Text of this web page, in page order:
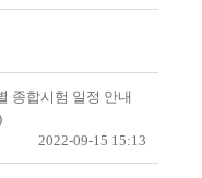
종합시험 일정 안내
2022-09-15 15:13